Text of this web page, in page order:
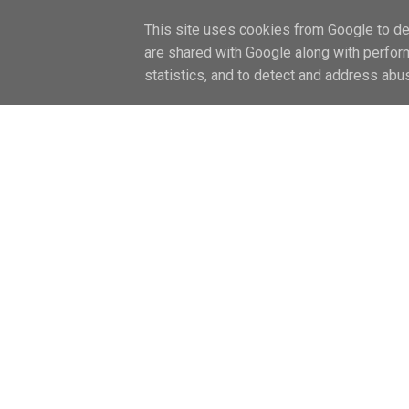
FŐOLDAL / HOME LIFESTYLE
This site uses cookies from Google to
are shared with Google along with
statistics, and to detect and address